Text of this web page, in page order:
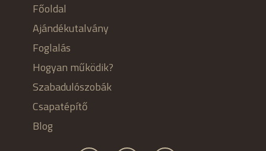
Főoldal
Ajándékutalvány
Foglalás
Hogyan működik?
Szabadulószobák
Csapatépítő
Blog